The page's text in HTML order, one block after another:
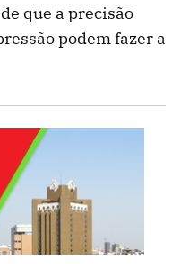
que a precisão
podem fazer a